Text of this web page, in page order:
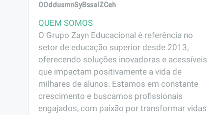
OOddusmnSyBssaIZCeh
QUEM SOMOS
O Grupo Zayn Educacional é referência no
setor de educação superior desde 2013,
oferecendo soluções inovadoras e acessíveis
que impactam positivamente a vida de
milhares de alunos. Estamos em constante
crescimento e buscamos profissionais
engajados, com paixão por transformar vidas